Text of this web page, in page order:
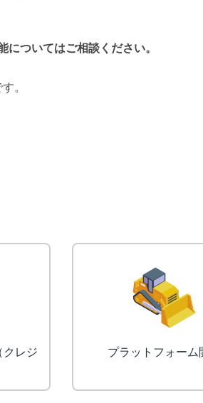
ついてはご相談ください。
。
Eラーニングシステム